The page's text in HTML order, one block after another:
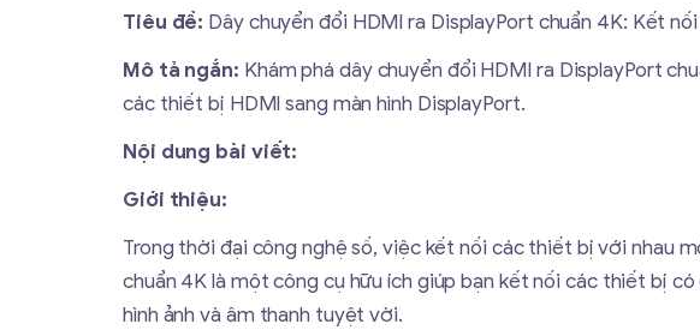
Tiêu đề: Dây chuyển đổi HDMI ra DisplayPort chuẩn 4K: Kết
Mô tả ngắn: Khám phá dây chuyển đổi HDMI ra DisplayPort
các thiết bị HDMI sang màn hình DisplayPort.
Nội dung bài viết:
Giới thiệu:
Trong thời đại công nghệ số, việc kết nối các thiết bị với nhau
chuẩn 4K là một công cụ hữu ích giúp bạn kết nối các thiết bị
hình ảnh và âm thanh tuyệt vời.